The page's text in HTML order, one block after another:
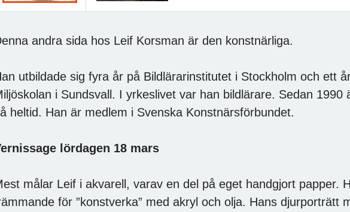
andra sida hos Leif Korsman är den konstnärliga.
utbildade sig fyra år på Bildlärarinstitutet i Stockholm och ett
i Sundsvall. I yrkeslivet var han bildlärare. Sedan 1990
heltid. Han är medlem i Svenska Konstnärsförbundet.
lördagen 18 mars
målar Leif i akvarell, varav en del på eget handgjort papper.
för ”konstverka” med akryl och olja. Hans djurporträtt